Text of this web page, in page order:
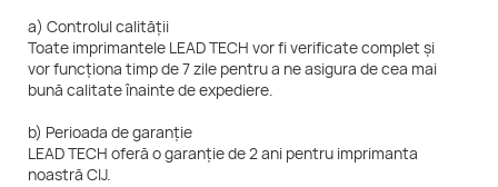
a) Controlul calității
Toate imprimantele LEAD TECH vor fi verificate complet și
vor funcționa timp de 7 zile pentru a ne asigura de cea mai
bună calitate înainte de expediere.
b) Perioada de garanție
LEAD TECH oferă o garanție de 2 ani pentru imprimanta
noastră CIJ.